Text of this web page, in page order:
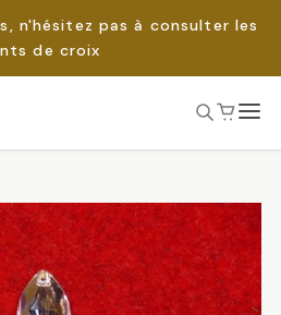
n'hésitez pas à consulter les
de croix